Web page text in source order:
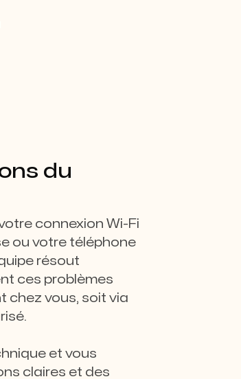
du
connexion Wi-Fi
ou votre téléphone
résout
ces problèmes
chez vous, soit via
et vous
claires et des